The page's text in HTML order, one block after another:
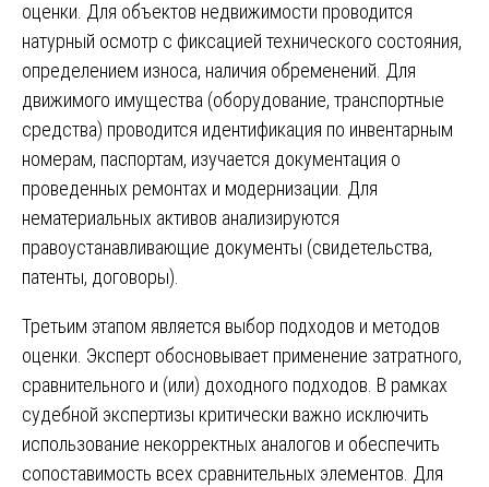
оценки. Для объектов недвижимости проводится
натурный осмотр с фиксацией технического состояния,
определением износа, наличия обременений. Для
движимого имущества (оборудование, транспортные
средства) проводится идентификация по инвентарным
номерам, паспортам, изучается документация о
проведенных ремонтах и модернизации. Для
нематериальных активов анализируются
правоустанавливающие документы (свидетельства,
патенты, договоры).
Третьим этапом является выбор подходов и методов
оценки. Эксперт обосновывает применение затратного,
сравнительного и (или) доходного подходов. В рамках
судебной экспертизы критически важно исключить
использование некорректных аналогов и обеспечить
сопоставимость всех сравнительных элементов. Для